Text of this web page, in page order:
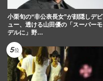
小栗旬の“非公表長女”が顔隠しデビ
ュー、透ける山田優の「スーパーモ
デルに」野…